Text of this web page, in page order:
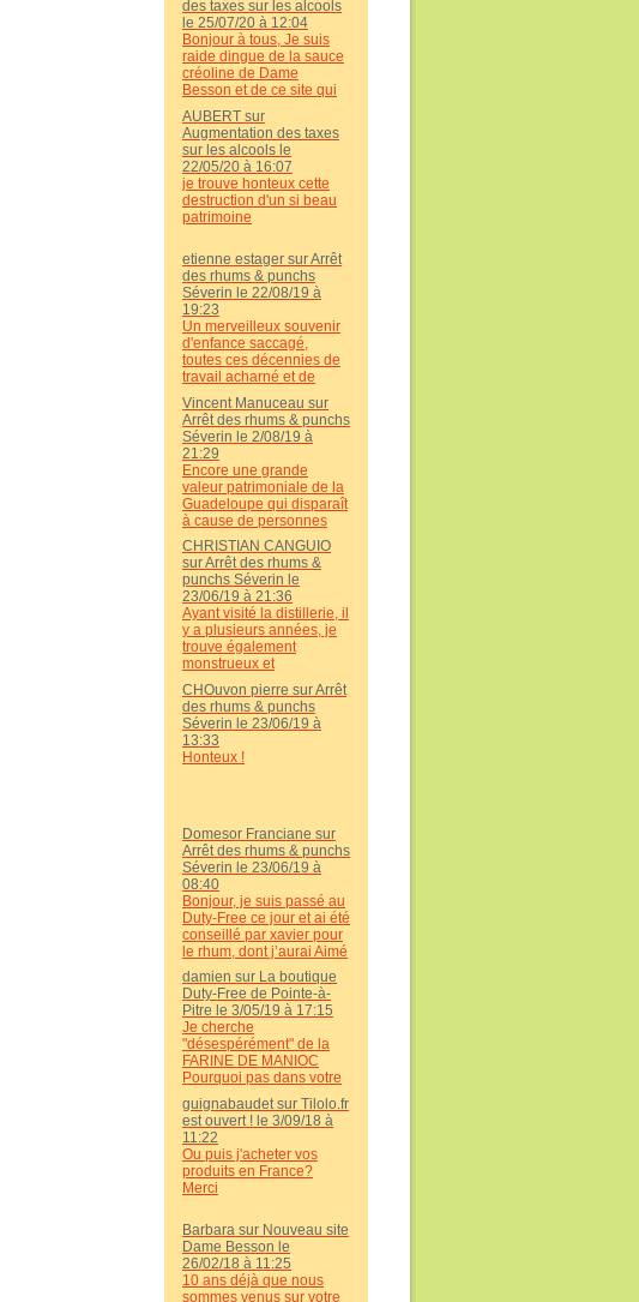
! !
des taxes sur les alcools
le 25/07/20 à 12:04
Bonjour à tous, Je suis
raide dingue de la sauce
créoline de Dame
Besson et de ce site qui
nous permet de nous
croire encore aux Antilles
. Une mention toute
particulière pour l'
emballage soigné et la
rapidité de livraison .
Deux points essentiels
car ils m'ont amenée à
une expérience
malheureuse sur un autre
site antillais ( délais trop
longs et colis rempli d'
huile ) m' a fait changer
de boutique . Merci Tilolo
du sérieux , des prix tout
à fait convenables .
AUBERT sur
Augmentation des taxes
sur les alcools le
22/05/20 à 16:07
je trouve honteux cette
destruction d'un si beau
patrimoine
etienne estager sur Arrêt
des rhums & punchs
Séverin le 22/08/19 à
19:23
Un merveilleux souvenir
d'enfance saccagé,
toutes ces décennies de
travail acharné et de
sacrifices pour en arriver
là ... j'apporte mon
soutien inconditionnel à
toute la famille Marsolle.
Je suis extrêmement
triste et je pense bien fort
à chacun d'entre vous.
Bises, Très sincèrement,
Vincent
Vincent Manuceau sur
Arrêt des rhums & punchs
Séverin le 2/08/19 à
21:29
Encore une grande
valeur patrimoniale de la
Guadeloupe qui disparaît
à cause de personnes
indélicates et
irresponsables. Soyez
assuré de mon total
soutien dans cette
douloureuse épreuve...
Christian CANGUIO
CHRISTIAN CANGUIO
sur Arrêt des rhums &
punchs Séverin le
23/06/19 à 21:36
Ayant visité la distillerie, il
y a plusieurs années, je
trouve également
monstrueux et
inacceptable, la
destruction d’un
patrimoine irremplaçable
pour des raisons aussi
basses, j’espère que les
responsables seront
CHOuvon pierre sur Arrêt
des rhums & punchs
Séverin le 23/06/19 à
13:33
Honteux !
Domesor Franciane sur
Arrêt des rhums & punchs
Séverin le 23/06/19 à
08:40
Bonjour, je suis passé au
Duty-Free ce jour et ai été
conseillé par xavier pour
le rhum, dont j’aurai Aimé
avoir les coordonnées
(mail, Facebook ou
encore numéro de tel) car
d’excellents conseils.
Merci
damien sur La boutique
Duty-Free de Pointe-à-
Pitre le 3/05/19 à 17:15
Je cherche
"désespérément" de la
FARINE DE MANIOC
Pourquoi pas dans votre
boutique ? Merci
d'avance.
guignabaudet sur Tilolo.fr
est ouvert ! le 3/09/18 à
11:22
Ou puis j'acheter vos
produits en France?
Merci
Barbara sur Nouveau site
Dame Besson le
26/02/18 à 11:25
10 ans déjà que nous
sommes venus sur votre